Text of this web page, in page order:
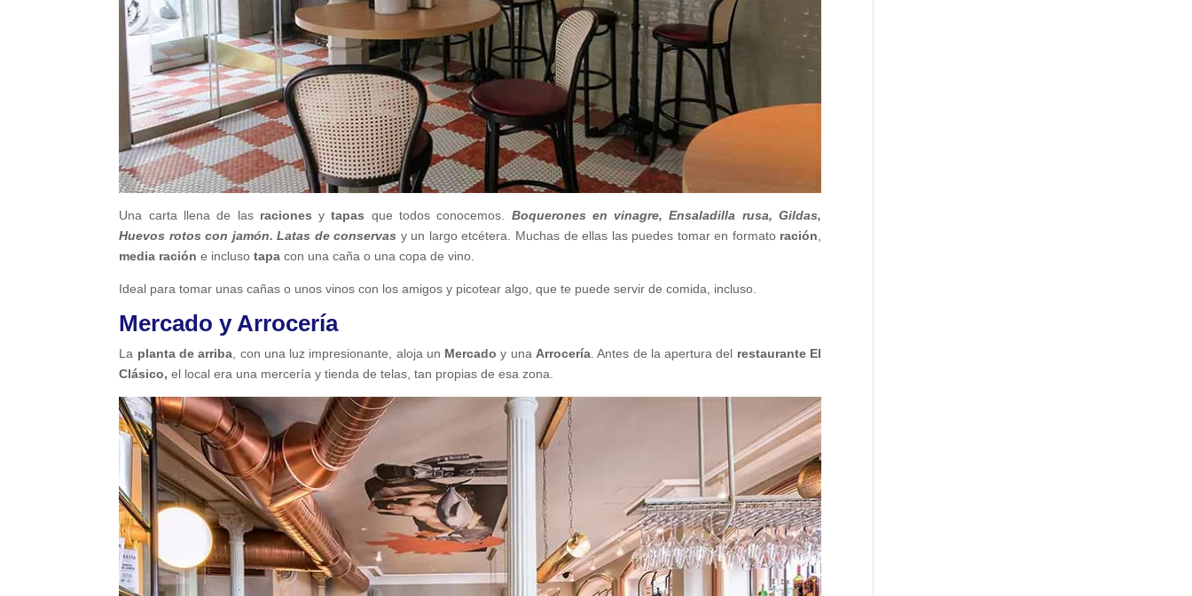
Una carta llena de las raciones ytapas que todos conocemos. Boquerones en vinagre, Ensaladilla rusa, Gildas,
Huevos rotos con jamón. Latas de conservas y un largo etcétera. Muchas de ellas las puedes tomar en formato ración,
media ración e inclusotapa con una caña o una copa de vino.
Ideal para tomar unas cañas o unos vinos con los amigos y picotear algo, que te puede servir de comida, incluso.
Mercado y Arrocería
La planta de arriba, con una luz impresionante, aloja un Mercado y unaArrocería. Antes de la apertura del restaurante El
Clásico,el local era una mercería y tienda de telas, tan propias de esa zona.